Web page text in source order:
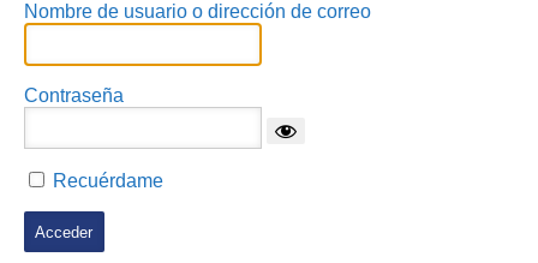
Nombre de usuario o dirección de correo
Contraseña
Recuérdame